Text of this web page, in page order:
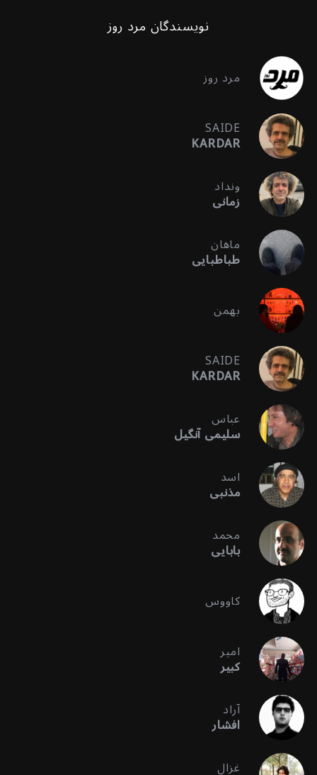
نویسندگان مرد روز
مرد روز
SAIDE
KARDAR
ونداد
زمانی
ماهان
طباطبایی
بهمن
SAIDE
KARDAR
عباس
سلیمی آنگیل
اسد
مذنبی
محمد
بابایی
کاووس
امیر
کبیر
آراد
افشار
غزال